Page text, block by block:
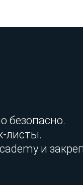
безопасно.
листы.
и